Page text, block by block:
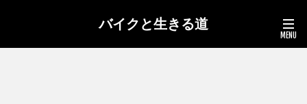
バイクと生きる道